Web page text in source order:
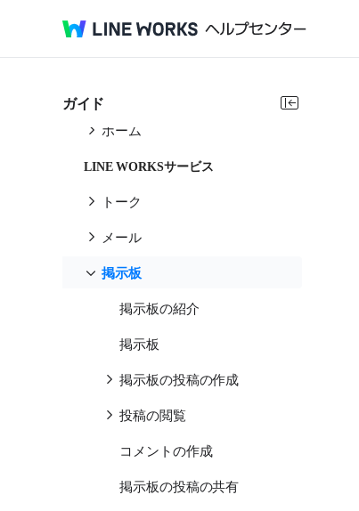
ガイド
サービスガイド
共通
設定
ホーム
LINE WORKSサービス
トーク
メール
掲示板
掲示板の紹介
掲示板
掲示板の投稿の作成
投稿の閲覧
コメントの作成
掲示板の投稿の共有